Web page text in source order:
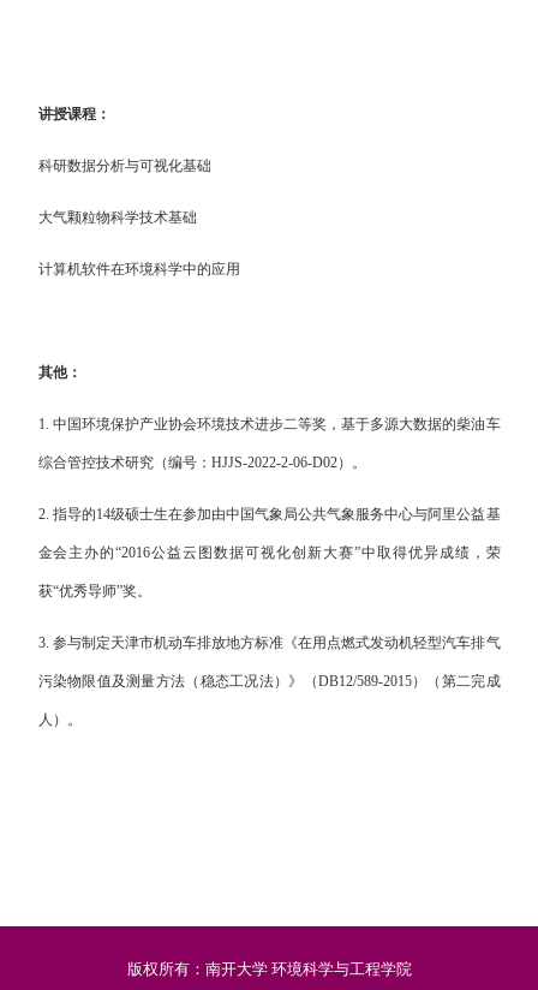
讲授课程：
科研数据分析与可视化基础
大气颗粒物科学技术基础
计算机软件在环境科学中的应用
其他：
1. 中国环境保护产业协会环境技术进步二等奖，基于多源大数据的柴油车
综合管控技术研究（编号： HJJS-2022-2-06-D02）。
2. 指导的14级硕士生在参加由中国气象局公共气象服务中心与阿里公益基
金会主办的“2016公益云图数据可视化创新大赛”中取得优异成绩，荣
获“优秀导师”奖。
3. 参与制定天津市机动车排放地方标准《在用点燃式发动机轻型汽车排气
污染物限值及测量方法（稳态工况法）》（DB12/589-2015）（第二完成
人）。
版权所有：南开大学 环境科学与工程学院